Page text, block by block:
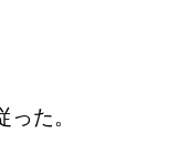
た。